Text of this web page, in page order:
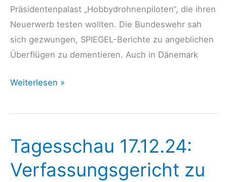
Präsidentenpalast „Hobbydrohnenpiloten“, die ihren
Neuerwerb testen wollten. Die Bundeswehr sah
sich gezwungen, SPIEGEL-Berichte zu angeblichen
Überflügen zu dementieren. Auch in Dänemark
Nachdenkseiten
Die
angeheizte
Drohnen-
Hysterie
Weiterlesen »
Tagesschau 17.12.24:
Verfassungsgericht zu